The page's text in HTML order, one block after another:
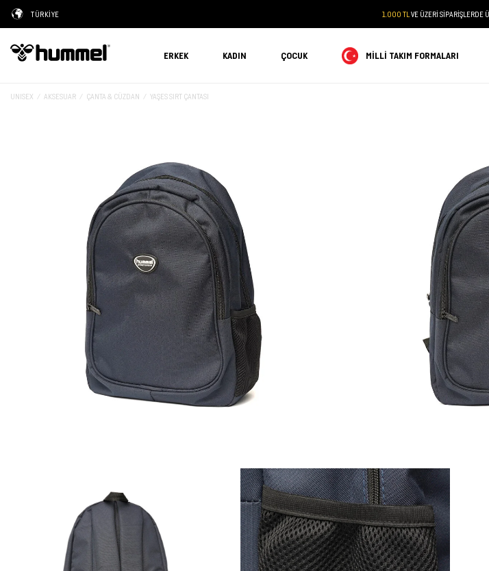
TÜRKİYE 1.000 TL VE ÜZERİ SİPARİŞLERDE
ERKEK KADIN ÇOCUK MILLI TAKIM FORMALARI
UNISEX AKSESUAR ÇANTA & CÜZDAN YAŞES SIRT ÇANTASI